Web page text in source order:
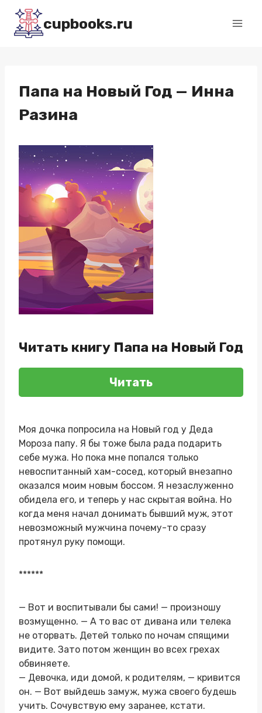
Перейти
содержимому
cupbooks.ru
Папа на Новый Год — Инна
Разина
Читать книгу Папа на Новый Год
Читать
Моя дочка попросила на Новый год у Деда
Мороза папу. Я бы тоже была рада подарить
себе мужа. Но пока мне попался только
невоспитанный хам-сосед, который внезапно
оказался моим новым боссом. Я незаслуженно
обидела его, и теперь у нас скрытая война. Но
когда меня начал донимать бывший муж, этот
невозможный мужчина почему-то сразу
протянул руку помощи.
******
— Вот и воспитывали бы сами! — произношу
возмущенно. — А то вас от дивана или телека
не оторвать. Детей только по ночам спящими
видите. Зато потом женщин во всех грехах
обвиняете.
— Девочка, иди домой, к родителям, — кривится
он. — Вот выйдешь замуж, мужа своего будешь
учить. Сочувствую ему заранее, кстати.